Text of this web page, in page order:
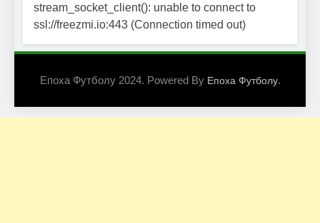
stream_socket_client(): unable to connect to
ssl://freezmi.io:443 (Connection timed out)
Епоха Футболу 2024. Powered By Епоха Футболу.